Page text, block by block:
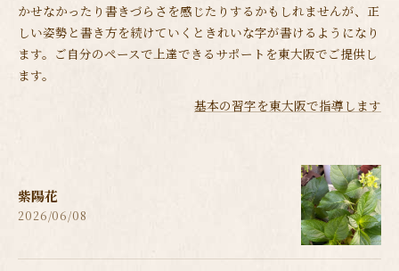
かせなかったり書きづらさを感じたりするかもしれませんが、正
しい姿勢と書き方を続けていくときれいな字が書けるようになり
ます。ご自分のペースで上達できるサポートを東大阪でご提供し
ます。
基本の習字を東大阪で指導します
紫陽花
2026/06/08